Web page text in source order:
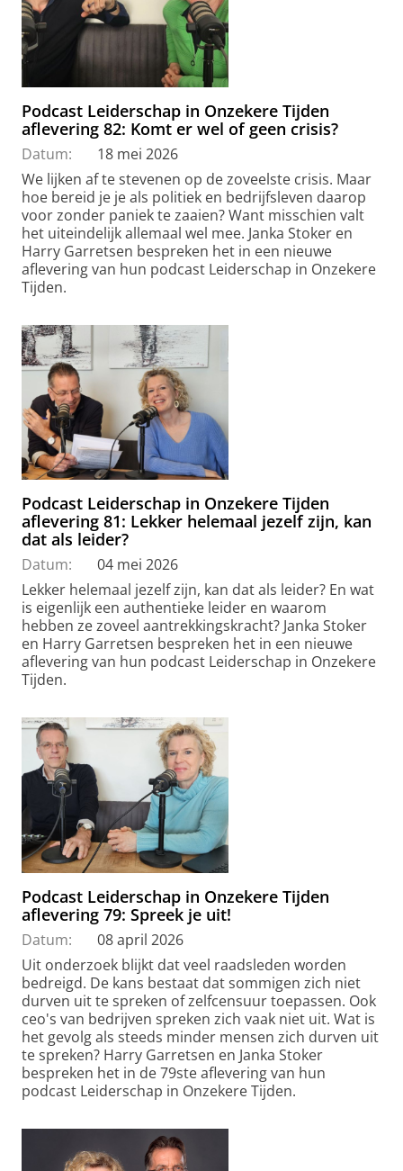
Podcast Leiderschap in Onzekere Tijden
aflevering 82: Komt er wel of geen crisis?
Datum:
18 mei 2026
We lijken af te stevenen op de zoveelste crisis. Maar
hoe bereid je je als politiek en bedrijfsleven daarop
voor zonder paniek te zaaien? Want misschien valt
het uiteindelijk allemaal wel mee. Janka Stoker en
Harry Garretsen bespreken het in een nieuwe
aflevering van hun podcast Leiderschap in Onzekere
Tijden.
Podcast Leiderschap in Onzekere Tijden
aflevering 81: Lekker helemaal jezelf zijn, kan
dat als leider?
Datum:
04 mei 2026
Lekker helemaal jezelf zijn, kan dat als leider? En wat
is eigenlijk een authentieke leider en waarom
hebben ze zoveel aantrekkingskracht? Janka Stoker
en Harry Garretsen bespreken het in een nieuwe
aflevering van hun podcast Leiderschap in Onzekere
Tijden.
Podcast Leiderschap in Onzekere Tijden
aflevering 79: Spreek je uit!
Datum:
08 april 2026
Uit onderzoek blijkt dat veel raadsleden worden
bedreigd. De kans bestaat dat sommigen zich niet
durven uit te spreken of zelfcensuur toepassen. Ook
ceo's van bedrijven spreken zich vaak niet uit. Wat is
het gevolg als steeds minder mensen zich durven uit
te spreken? Harry Garretsen en Janka Stoker
bespreken het in de 79ste aflevering van hun
podcast Leiderschap in Onzekere Tijden.